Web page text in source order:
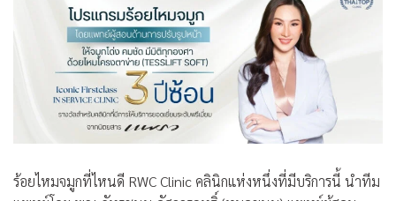
ร้อยไหมจมูกที่ไหนดี RWC Clinic คลินิกแห่งหนึ่งที่มีบริการนี้ นำทีม